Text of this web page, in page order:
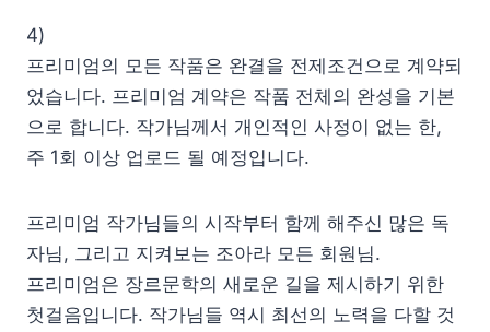
4)
프리미엄의 모든 작품은 완결을 전제조건으로 계약되
었습니다. 프리미엄 계약은 작품 전체의 완성을 기본
으로 합니다. 작가님께서 개인적인 사정이 없는 한,
주 1회 이상 업로드 될 예정입니다.
프리미엄 작가님들의 시작부터 함께 해주신 많은 독
자님, 그리고 지켜보는 조아라 모든 회원님.
프리미엄은 장르문학의 새로운 길을 제시하기 위한
첫걸음입니다. 작가님들 역시 최선의 노력을 다할 것